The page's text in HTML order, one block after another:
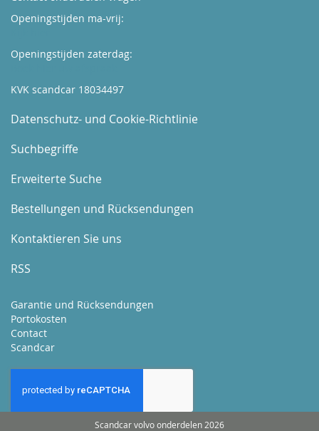
Openingstijden ma-vrij:
Openingstijden zaterdag:
KVK scandcar 18034497
Datenschutz- und Cookie-Richtlinie
Suchbegriffe
Erweiterte Suche
Bestellungen und Rücksendungen
Kontaktieren Sie uns
RSS
Garantie und Rücksendungen
Portokosten
Contact
Scandcar
Scandcar volvo onderdelen 2026